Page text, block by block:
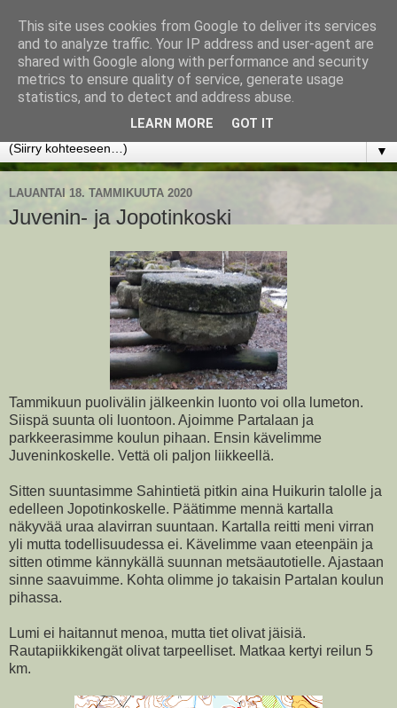
www.jyrkikokko.fi
Uusi Suunta - Jokainen hetki tarjoaa tilaisuuden muuttaa
▼
LAUANTAI 18. TAMMIKUUTA 2020
Juvenin- ja Jopotinkoski
Tammikuun puolivälin jälkeenkin luonto voi olla lumeton.
Siispä suunta oli luontoon. Ajoimme Partalaan ja
parkkeerasimme koulun pihaan. Ensin kävelimme
Juveninkoskelle. Vettä oli paljon liikkeellä.
Sitten suuntasimme Sahintietä pitkin aina Huikurin talolle ja
edelleen Jopotinkoskelle. Päätimme mennä kartalla
näkyvää uraa alavirran suuntaan. Kartalla reitti meni virran
yli mutta todellisuudessa ei. Kävelimme vaan eteenpäin ja
sitten otimme kännykällä suunnan metsäautotielle. Ajastaan
sinne saavuimme. Kohta olimme jo takaisin Partalan koulun
pihassa.
Lumi ei haitannut menoa, mutta tiet olivat jäisiä.
Rautapiikkikengät olivat tarpeelliset. Matkaa kertyi reilun 5
km.
This site uses cookies from Google to deliver its services
and to analyze traffic. Your IP address and user-agent are
shared with Google along with performance and security
metrics to ensure quality of service, generate usage
statistics, and to detect and address abuse.
LEARN MORE GOT IT